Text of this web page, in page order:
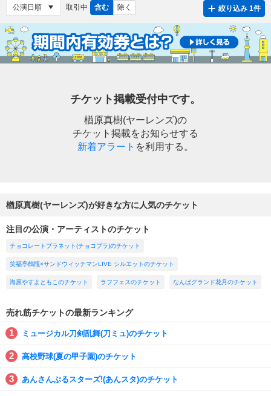
取引中 含む 除く 絞り込み 1件
チケット掲載受付中です。
楢原真樹(ヤーレンズ)の
チケット掲載をお知らせする
新着アラート を利用する。
楢原真樹(ヤーレンズ)が好きな方に人気のチケット
注目の公演・アーティストのチケット
チョコレートプラネット(チョコプラ)のチケット
笑福亭鶴瓶×サンドウィッチマンLIVE シルエットのチケット
海原やすよともこのチケット ラフフェスのチケット なんばグランド花月のチケット
売れ筋チケットの最新ランキング
ミュージカル刀剣乱舞(刀ミュ)のチケット
高校野球(夏の甲子園)のチケット
あんさんぶるスターズ!(あんスタ)のチケット